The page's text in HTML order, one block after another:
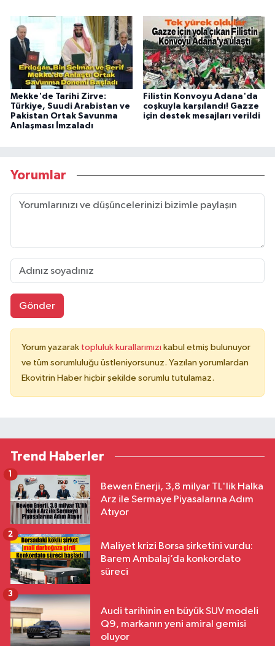
Mekke'de Tarihi Zirve:
Türkiye, Suudi Arabistan ve
Pakistan Ortak Savunma
Anlaşması İmzaladı
Filistin Konvoyu Adana'da
coşkuyla karşılandı! Gazze
için destek mesajları verildi
Yorumlar
Gönder
Yorum yazarak topluluk kurallarımızı kabul etmiş bulunuyor
ve tüm sorumluluğu üstleniyorsunuz. Yazılan yorumlardan
Ekovitrin Haber hiçbir şekilde sorumlu tutulamaz.
Trend Haberler
Bewen Enerji, 3,8 milyar TL'lik Halka
Arz ile Sermaye Piyasalarına Adım
Atıyor
1
Maliyet krizi Borsa şirketini vurdu:
Barem Ambalaj’da konkordato
süreci
2
Audi tarihinin en büyük SUV modeli
Q9, markanın yeni amiral gemisi
oluyor
3